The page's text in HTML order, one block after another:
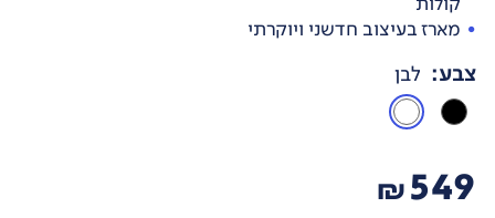
מארז בעיצוב חדשני ויוקרתי
צבע: לבן
549
₪